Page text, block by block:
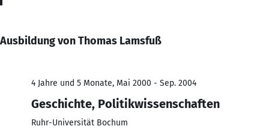
Ausbildung von Thomas Lamsfuß
4 Jahre und 5 Monate, Mai 2000 - Sep. 2004
Geschichte, Politikwissenschaften
Ruhr-Universität Bochum